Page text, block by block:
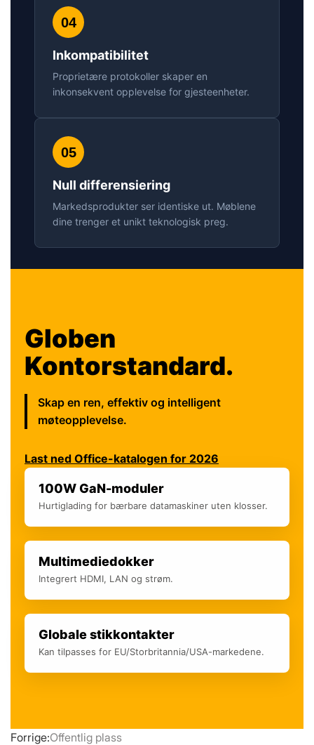
04
Inkompatibilitet
Proprietære protokoller skaper en
inkonsekvent opplevelse for gjesteenheter.
05
Null differensiering
Markedsprodukter ser identiske ut. Møblene
dine trenger et unikt teknologisk preg.
Globen
Kontorstandard.
Skap en ren, effektiv og intelligent
møteopplevelse.
Last ned Office-katalogen for 2026
100W GaN-moduler
Hurtiglading for bærbare datamaskiner uten klosser.
Multimediedokker
Integrert HDMI, LAN og strøm.
Globale stikkontakter
Kan tilpasses for EU/Storbritannia/USA-markedene.
Forrige:Offentlig plass